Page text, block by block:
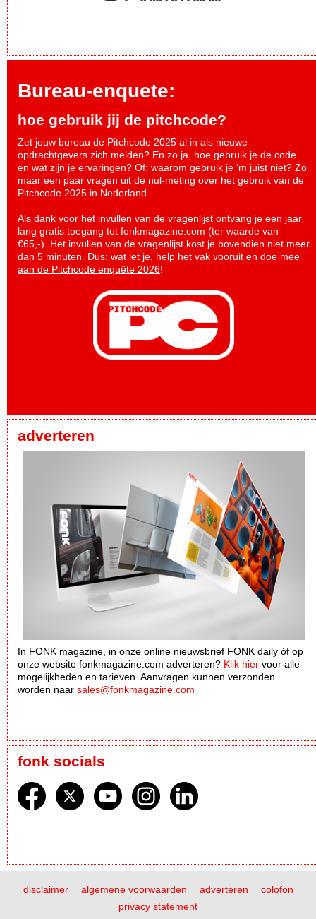
Bureau-enquete:
hoe gebruik jij de pitchcode?
Zet jouw bureau de Pitchcode 2025 al in als nieuwe
opdrachtgevers zich melden? En zo ja, hoe gebruik je de code
en wat zijn je ervaringen? Of: waarom gebruik je ‘m juist niet? Zo
maar een paar vragen uit de nul-meting over het gebruik van de
Pitchcode 2025 in Nederland.
Als dank voor het invullen van de vragenlijst ontvang je een jaar
lang gratis toegang tot fonkmagazine.com (ter waarde van
€65,-). Het invullen van de vragenlijst kost je bovendien niet meer
dan 5 minuten. Dus: wat let je, help het vak vooruit en doe mee
aan de Pitchcode enquête 2026!
adverteren
In FONK magazine, in onze online nieuwsbrief FONK daily óf op
onze website fonkmagazine.com adverteren? Klik hier voor alle
mogelijkheden en tarieven. Aanvragen kunnen verzonden
worden naar sales@fonkmagazine.com
fonk socials
disclaimer algemene voorwaarden adverteren
colofon
privacy statement